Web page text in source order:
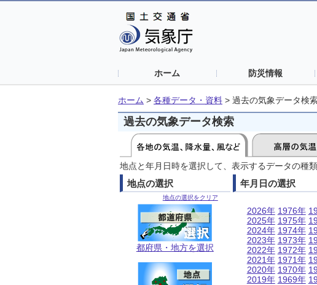
ホーム 防災情報
ホーム > 各種データ・資料 > 過去の気象データ検
過去の気象データ検索
地点と年月日時を選択して、表示するデータの種
地点の選択
地点の選択をクリア
都府県・地方を選択
年月日の選択
2026年
2025年
2024年
2023年
2022年
2021年
2020年
2019年
1976年
1975年
1974年
1973年
1972年
1971年
1970年
1969年